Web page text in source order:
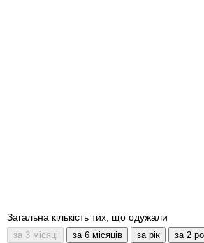
Загальна кількість тих, що одужали